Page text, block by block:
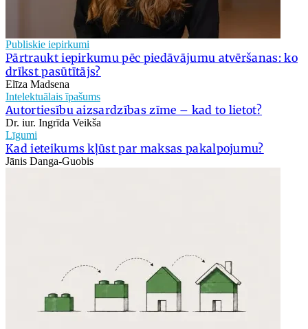
Publiskie iepirkumi
Pārtraukt iepirkumu pēc piedāvājumu atvēršanas: ko
drīkst pasūtītājs?
Elīza Madsena
Intelektuālais īpašums
Autortiesību aizsardzības zīme – kad to lietot?
Dr. iur. Ingrīda Veikša
Līgumi
Kad ieteikums kļūst par maksas pakalpojumu?
Jānis Danga-Guobis